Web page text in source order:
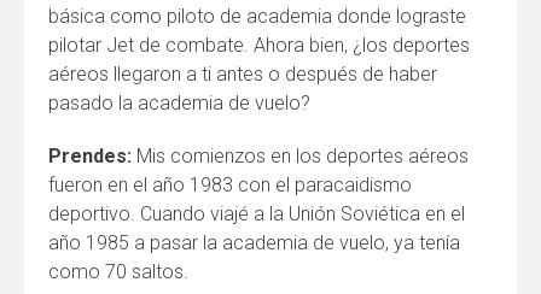
básica como piloto de academia donde lograste
pilotar Jet de combate. Ahora bien, ¿los deportes
aéreos llegaron a ti antes o después de haber
pasado la academia de vuelo?
Prendes: Mis comienzos en los deportes aéreos
fueron en el año 1983 con el paracaidismo
deportivo. Cuando viajé a la Unión Soviética en el
año 1985 a pasar la academia de vuelo, ya tenía
como 70 saltos.